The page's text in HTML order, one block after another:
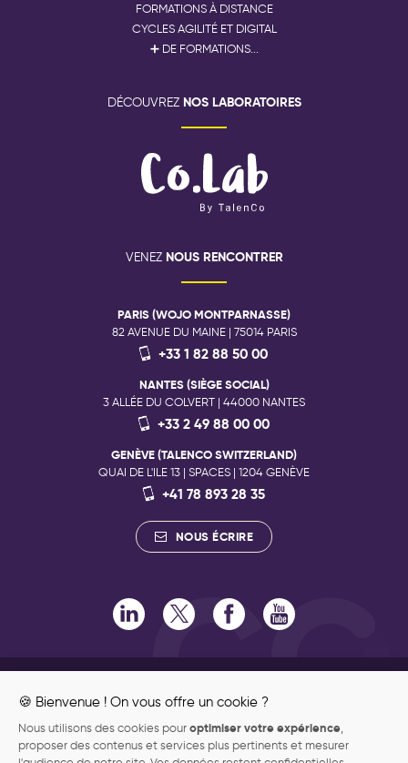
🍪 Bienvenue ! On vous offre un cookie ?
Nous utilisons des cookies pour optimiser votre expérience
proposer des contenus et services plus pertinents et mesurer
Abonnez-vous à notre newsletter
Recevez les nouvelles publications de notre blog dès leur
FORMATIONS À DISTANCE
CYCLES AGILITÉ ET DIGITAL
➕ DE FORMATIONS...
DÉCOUVREZ NOS LABORATOIRES
VENEZ NOUS RENCONTRER
PARIS (WOJO MONTPARNASSE)
82 AVENUE DU MAINE | 75014 PARIS
+33 1 82 88 50 00
NANTES (SIÈGE SOCIAL)
3 ALLÉE DU COLVERT | 44000 NANTES
+33 2 49 88 00 00
GENÈVE (TALENCO SWITZERLAND)
QUAI DE L'ILE 13 | SPACES | 1204 GENÈVE
+41 78 893 28 35
NOUS ÉCRIRE
ENGAGEMENTS RSE
ENGAGEMENT PHILANTHROPIQUE
DONNÉES PERSONNELLES